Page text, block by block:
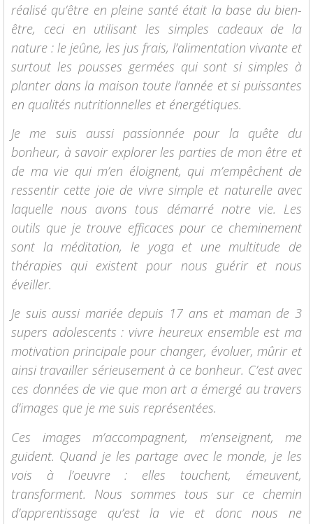
réalisé qu’être en pleine santé était la base du bien-
être, ceci en utilisant les simples cadeaux de la
nature : le jeûne, les jus frais, l’alimentation vivante et
surtout les pousses germées qui sont si simples à
planter dans la maison toute l’année et si puissantes
en qualités nutritionnelles et énergétiques.
Je me suis aussi passionnée pour la quête du
bonheur, à savoir explorer les parties de mon être et
de ma vie qui m’en éloignent, qui m’empêchent de
ressentir cette joie de vivre simple et naturelle avec
laquelle nous avons tous démarré notre vie. Les
outils que je trouve efficaces pour ce cheminement
sont la méditation, le yoga et une multitude de
thérapies qui existent pour nous guérir et nous
éveiller.
Je suis aussi mariée depuis 17 ans et maman de 3
supers adolescents : vivre heureux ensemble est ma
motivation principale pour changer, évoluer, mûrir et
ainsi travailler sérieusement à ce bonheur. C’est avec
ces données de vie que mon art a émergé au travers
d’images que je me suis représentées.
Ces images m’accompagnent, m’enseignent, me
guident. Quand je les partage avec le monde, je les
vois à l’oeuvre : elles touchent, émeuvent,
transforment. Nous sommes tous sur ce chemin
d’apprentissage qu’est la vie et donc nous ne